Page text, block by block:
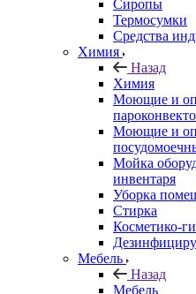
Сиропы
Термосумки
Средства
Химия
Назад
Химия
Моющие и
Моющие и
Мойка
инвентаря
Уборка
Стирка
Косметико-
Мебель
Назад
Мебель